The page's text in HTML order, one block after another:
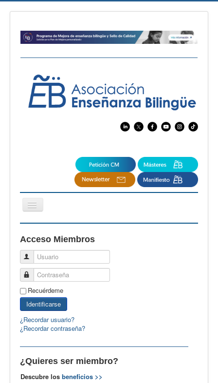
Cambiar
navegación
CertAcleB
Profesores Visitantes
Calidad
Artículos
Recursos
Observatorio EB
CIEB
Contacto
Acceso Miembros
Usuario
Contraseña
Recuérdeme
Identificarse
¿Recordar usuario?
¿Recordar contraseña?
¿Quieres ser miembro?
Descubre los beneficios >>